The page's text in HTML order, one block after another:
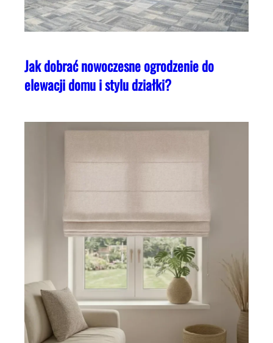
Jak dobrać nowoczesne ogrodzenie do
elewacji domu i stylu działki?